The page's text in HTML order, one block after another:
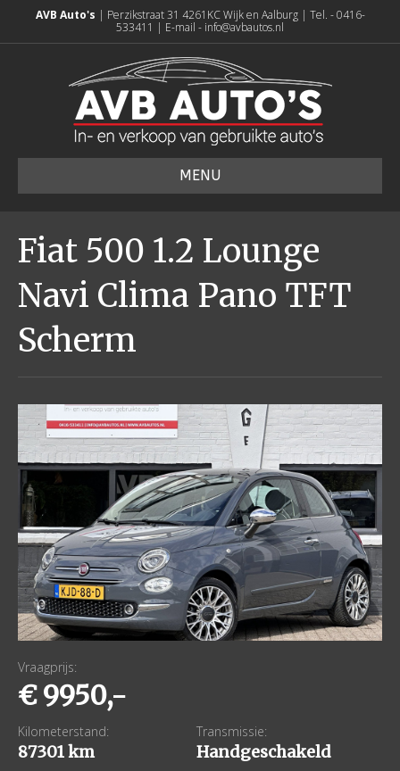
AVB Auto's | Perzikstraat 31 4261KC Wijk en Aalburg | Tel. - 0416-
533411 | E-mail - info@avbautos.nl
MENU
Fiat 500 1.2 Lounge
Navi Clima Pano TFT
Scherm
Vraagprijs:
€ 9950,-
Kilometerstand:
87301 km
Transmissie:
Handgeschakeld